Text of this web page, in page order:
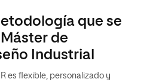
que se
de
Industrial
es flexible, personalizado y